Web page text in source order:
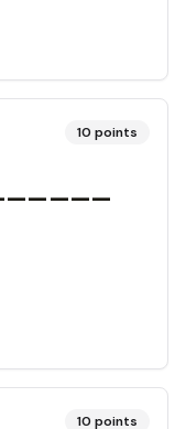
10 points
10 points